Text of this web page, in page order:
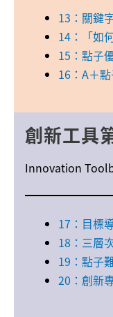
13：關鍵
14：「如
15：點子
16：A＋
創新工具
Innovation
17：目標
18：三層
19：點子
20：創新